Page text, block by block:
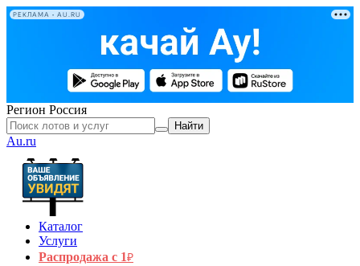
РЕКЛАМА • AU.RU
Регион Россия
Найти
Au.ru
Каталог
Услуги
Распродажа с 1₽